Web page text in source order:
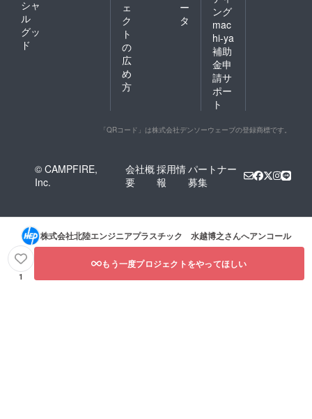
たも3R
えま
す。
シャ
ル
グッ
ド
ェ
ク
ト
の
広
め
方
ー
タ
ング
mac
hi-ya
補助
金申
請サ
ポー
ト
「QRコード」は株式会社デンソーウェーブの登録商標です。
© CAMPFIRE,
Inc.
会社概
要
採用情
報
パートナー
募集
株式会社北陸エンジニアプラスチック 水越博之さんへアンコール
1
もう一度プロジェクトをやってほしい